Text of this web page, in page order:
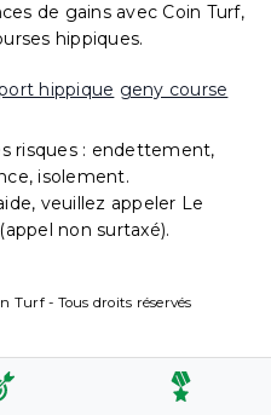
de gains avec Coin Turf,
hippiques.
hippique geny course
risques : endettement,
isolement.
veuillez appeler Le
(appel non surtaxé).
Turf - Tous droits réservés